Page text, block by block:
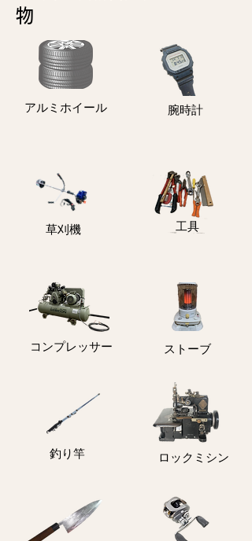
物
アルミホイール ​腕時計
​草刈機 ​工具
コンプレッサー ストーブ
釣り竿 ロックミシン